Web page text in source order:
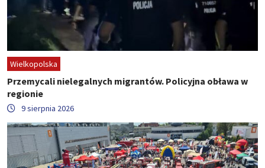
Wielkopolska
Przemycali nielegalnych migrantów. Policyjna obława w
regionie
9 sierpnia 2026